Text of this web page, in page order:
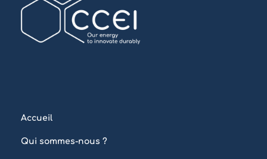
Accueil
Qui sommes-nous ?